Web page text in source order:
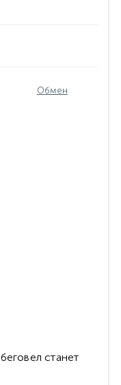
Обмен
станет